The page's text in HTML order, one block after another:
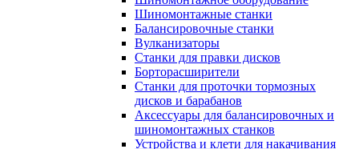
Шиномонтажные станки
Балансировочные станки
Вулканизаторы
Станки для правки дисков
Борторасширители
Станки для проточки тормозных
дисков и барабанов
Аксессуары для балансировочных и
шиномонтажных станков
Устройства и клети для накачивания